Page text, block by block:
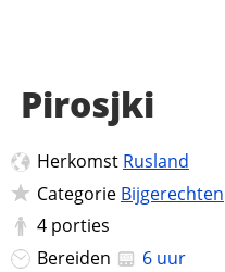
Pirosjki
Herkomst Rusland
Categorie Bijgerechten
4 porties
Bereiden
6 uur